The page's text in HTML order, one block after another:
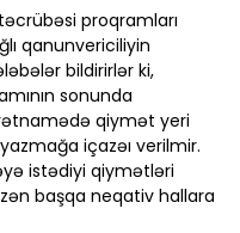
proqramları
qanunvericiliyin
bildirirlər ki,
sonunda
qiymət yeri
içazəı verilmir.
istədiyi qiymətləri
başqa neqativ hallara